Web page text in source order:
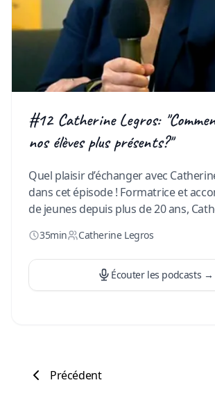
#12 Catherine Legros:
nos élèves plus présents?"
Quel plaisir d’échanger avec
dans cet épisode ! Formatrice et
de jeunes depuis plus de 20 ans,
pour aider nos enfants à développer
et être pleinement présents. T’as
plus et de découvrir des idées
la différence ? Rejoins-nous pour cet épisode
35min Catherine Legros
Écouter les podcasts →
Précédent